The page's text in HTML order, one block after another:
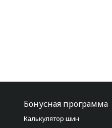
Бонусная программа
Калькулятор шин